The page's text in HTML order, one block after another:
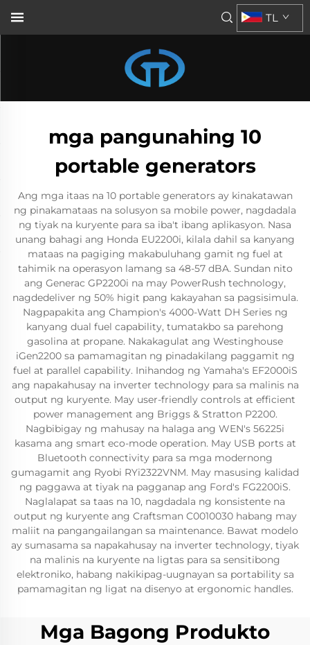
TL
mga pangunahing 10
portable generators
Ang mga itaas na 10 portable generators ay kinakatawan
ng pinakamataas na solusyon sa mobile power, nagdadala
ng tiyak na kuryente para sa iba't ibang aplikasyon. Nasa
unang bahagi ang Honda EU2200i, kilala dahil sa kanyang
mataas na pagiging makabuluhang gamit ng fuel at
tahimik na operasyon lamang sa 48-57 dBA. Sundan nito
ang Generac GP2200i na may PowerRush technology,
nagdedeliver ng 50% higit pang kakayahan sa pagsisimula.
Nagpapakita ang Champion's 4000-Watt DH Series ng
kanyang dual fuel capability, tumatakbo sa parehong
gasolina at propane. Nakakagulat ang Westinghouse
iGen2200 sa pamamagitan ng pinadakilang paggamit ng
fuel at parallel capability. Inihandog ng Yamaha's EF2000iS
ang napakahusay na inverter technology para sa malinis na
output ng kuryente. May user-friendly controls at efficient
power management ang Briggs & Stratton P2200.
Nagbibigay ng mahusay na halaga ang WEN's 56225i
kasama ang smart eco-mode operation. May USB ports at
Bluetooth connectivity para sa mga modernong
gumagamit ang Ryobi RYi2322VNM. May masusing kalidad
ng paggawa at tiyak na pagganap ang Ford's FG2200iS.
Naglalapat sa taas na 10, nagdadala ng konsistente na
output ng kuryente ang Craftsman C0010030 habang may
maliit na pangangailangan sa maintenance. Bawat modelo
ay sumasama sa napakahusay na inverter technology, tiyak
na malinis na kuryente na ligtas para sa sensitibong
elektroniko, habang nakikipag-uugnayan sa portability sa
pamamagitan ng ligat na disenyo at ergonomic handles.
Mga Bagong Produkto